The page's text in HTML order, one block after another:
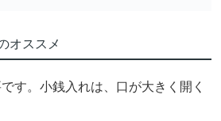
オススメ
す。小銭入れは、口が大きく開く